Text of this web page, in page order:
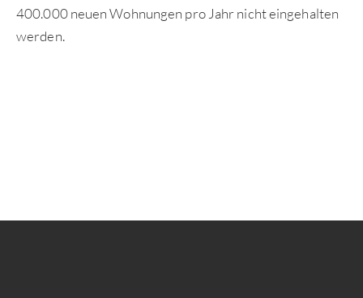
400.000 neuen Wohnungen pro Jahr nicht eingehalten
werden.